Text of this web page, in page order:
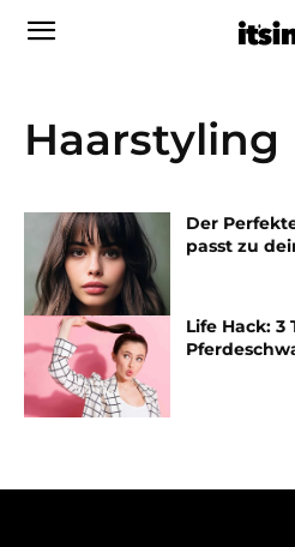
Haarstyling
Der
passt zu
Life Hack: 3